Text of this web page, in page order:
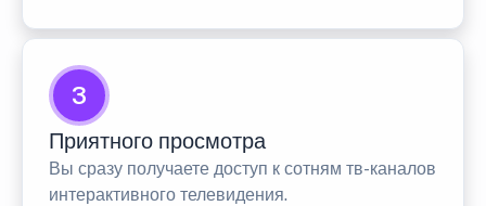
3
Приятного просмотра
Вы сразу получаете доступ к сотням тв-каналов
интерактивного телевидения.